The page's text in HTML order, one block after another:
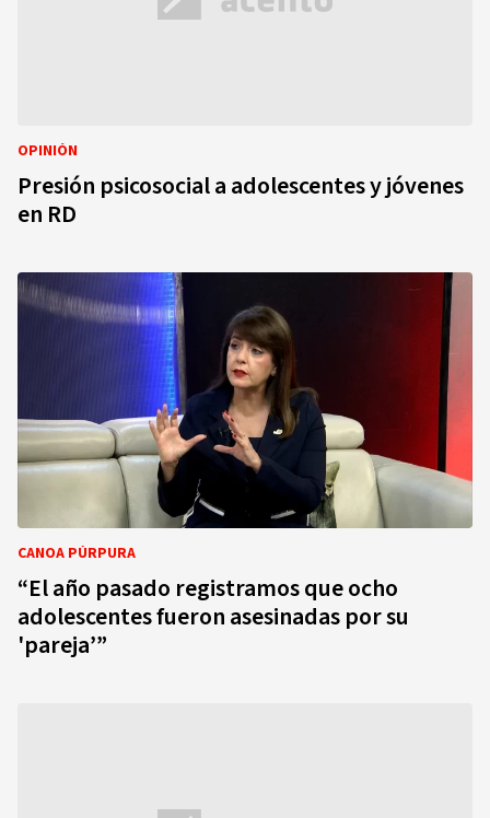
OPINIÓN
Presión psicosocial a adolescentes y jóvenes
en RD
CANOA PÚRPURA
“El año pasado registramos que ocho
adolescentes fueron asesinadas por su
'pareja’”